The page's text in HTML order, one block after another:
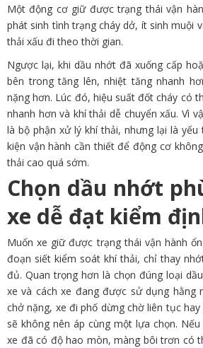
Một động cơ giữ được trạng thái vận
phát sinh tình trạng cháy dở, ít sinh muội
thải xấu đi theo thời gian.
Ngược lại, khi dầu nhớt đã xuống cấp
bên trong tăng lên, nhiệt tăng nhanh
nặng hơn. Lúc đó, hiệu suất đốt cháy có
nhanh hơn và khí thải dễ chuyển xấu. Vì
là bộ phận xử lý khí thải, nhưng lại là
kiện vận hành cần thiết để động cơ
thải cao quá sớm.
Chọn dầu nhớt
xe dễ đạt kiểm
Muốn xe giữ được trạng thái vận hành
đoạn siết kiểm soát khí thải, chỉ thay
đủ. Quan trọng hơn là chọn đúng loại
xe và cách xe đang được sử dụng hằng
chở nặng, xe đi phố dừng chờ liên tục
sẽ không nên áp cùng một lựa chọn.
xe đã có độ hao mòn, màng bôi trơn có